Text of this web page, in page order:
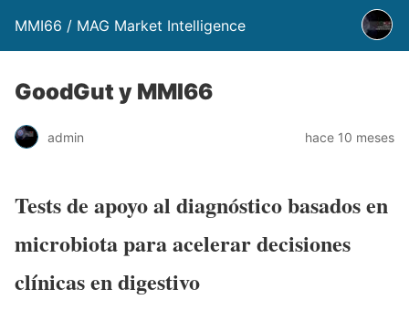
MMI66 / MAG Market Intelligence
GoodGut y MMI66
admin hace 10 meses
Tests de apoyo al diagnóstico basados en
microbiota para acelerar decisiones
clínicas en digestivo